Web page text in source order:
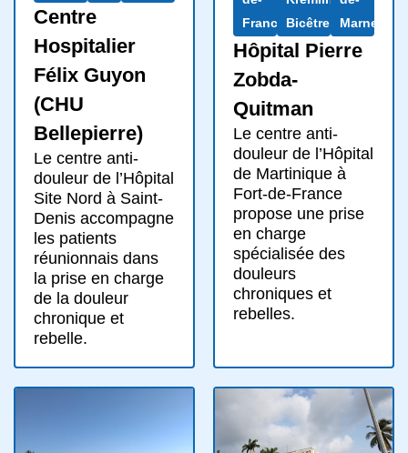
Centre
Hospitalier
Félix Guyon
(CHU
Bellepierre)
Le centre anti-
douleur de l’Hôpital
Site Nord à Saint-
Denis accompagne
les patients
réunionnais dans
la prise en charge
de la douleur
chronique et
rebelle.
France
Bicêtre
Marne
Hôpital Pierre
Zobda-
Quitman
Le centre anti-
douleur de l’Hôpital
de Martinique à
Fort-de-France
propose une prise
en charge
spécialisée des
douleurs
chroniques et
rebelles.